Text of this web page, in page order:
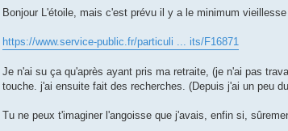
s
g
e
Bonjour L'étoile, mais c'est prévu il y a le minimum
https://www.service-public.fr/particuli ... its/F16871
Je n'ai su ça qu'après ayant pris ma retraite, (je n'ai pas
touche. j'ai ensuite fait des recherches. (Depuis j'ai un peu
Tu ne peux t'imaginer l'angoisse que j'avais, enfin si,